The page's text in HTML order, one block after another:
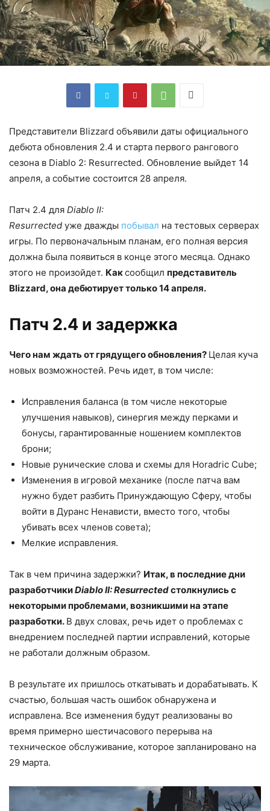
Представители Blizzard объявили даты официального
дебюта обновления 2.4 и старта первого рангового
сезона в Diablo 2: Resurrected. Обновление выйдет 14
апреля, а событие состоится 28 апреля.
Патч 2.4 для Diablo II:
Resurrected уже дважды побывал на тестовых серверах
игры. По первоначальным планам, его полная версия
должна была появиться в конце этого месяца. Однако
этого не произойдет. Каксообщил представитель
Blizzard, она дебютирует только 14 апреля.
Патч 2.4 и задержка
Чего нам ждать от грядущего обновления? Целая куча
новых возможностей. Речь идет, в том числе:
Исправления баланса (в том числе некоторые
улучшения навыков), синергия между перками и
бонусы, гарантированные ношением комплектов
брони;
Новые рунические слова и схемы для Horadric Cube;
Изменения в игровой механике (после патча вам
нужно будет разбить Принуждающую Сферу, чтобы
войти в Дуранс Ненависти, вместо того, чтобы
убивать всех членов совета);
Мелкие исправления.
Так в чем причина задержки? Итак, в последние дни
разработчикиDiablo II: Resurrectedстолкнулись с
некоторыми проблемами, возникшими на этапе
разработки. В двух словах, речь идет о проблемах с
внедрением последней партии исправлений, которые
не работали должным образом.
В результате их пришлось откатывать и дорабатывать. К
счастью, большая часть ошибок обнаружена и
исправлена. Все изменения будут реализованы во
время примерно шестичасового перерыва на
техническое обслуживание, которое запланировано на
29 марта.